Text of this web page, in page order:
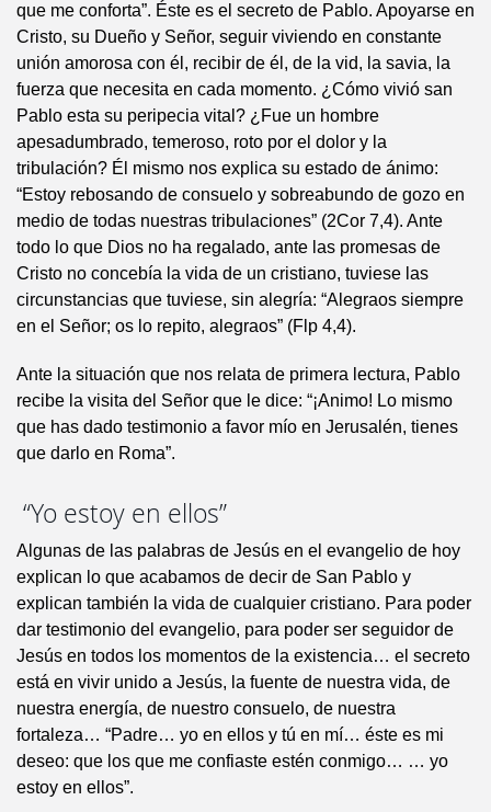
que me conforta”. Éste es el secreto de Pablo. Apoyarse en
Cristo, su Dueño y Señor, seguir viviendo en constante
unión amorosa con él, recibir de él, de la vid, la savia, la
fuerza que necesita en cada momento. ¿Cómo vivió san
Pablo esta su peripecia vital? ¿Fue un hombre
apesadumbrado, temeroso, roto por el dolor y la
tribulación? Él mismo nos explica su estado de ánimo:
“Estoy rebosando de consuelo y sobreabundo de gozo en
medio de todas nuestras tribulaciones” (2Cor 7,4). Ante
todo lo que Dios no ha regalado, ante las promesas de
Cristo no concebía la vida de un cristiano, tuviese las
circunstancias que tuviese, sin alegría: “Alegraos siempre
en el Señor; os lo repito, alegraos” (Flp 4,4).
Ante la situación que nos relata de primera lectura, Pablo
recibe la visita del Señor que le dice: “¡Animo! Lo mismo
que has dado testimonio a favor mío en Jerusalén, tienes
que darlo en Roma”.
“Yo estoy en ellos”
Algunas de las palabras de Jesús en el evangelio de hoy
explican lo que acabamos de decir de San Pablo y
explican también la vida de cualquier cristiano. Para poder
dar testimonio del evangelio, para poder ser seguidor de
Jesús en todos los momentos de la existencia… el secreto
está en vivir unido a Jesús, la fuente de nuestra vida, de
nuestra energía, de nuestro consuelo, de nuestra
fortaleza… “Padre… yo en ellos y tú en mí… éste es mi
deseo: que los que me confiaste estén conmigo… … yo
estoy en ellos”.